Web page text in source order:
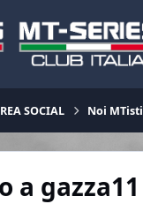
SOCIAL Noi MTisti
a gazza11